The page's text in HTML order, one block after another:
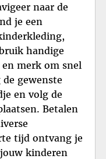
naar de
je een
handige
merk om snel
gewenste
en volg de
Betalen
tijd ontvang je
kinderen